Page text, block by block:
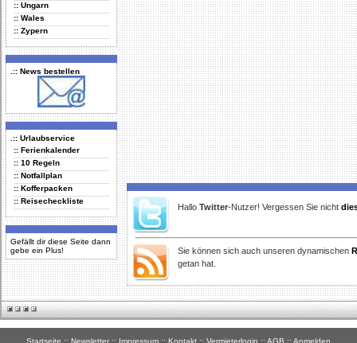
:: Ungarn
:: Wales
:: Zypern
.:: News bestellen
.:: Urlaubservice
:: Ferienkalender
:: 10 Regeln
:: Notfallplan
:: Kofferpacken
:: Reisecheckliste
Gefällt dir diese Seite dann
gebe ein Plus!
Hallo Twitter-Nutzer! Vergessen Sie nicht
Sie können sich auch unseren dynamischen
getan hat.
Startseite :: Newsletter :: Impressum :: Kontakt :: Vermieterlogin :: AGB :: Anmelden